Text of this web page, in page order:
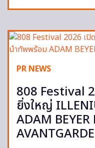
PR NEWS
808 Festival
ยิ่งใหญ่
ADAM BEYER
AVANTGARDE